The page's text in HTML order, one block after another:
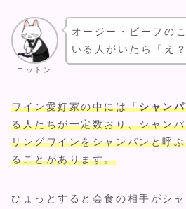
コットン
オージー・ビーフの
いる人がいたら「え
ワイン愛好家の中には「シャン
る人たちが一定数おり、シャン
リングワインをシャンパンと呼
ることがあります。
ひょっとすると会食の相手がシ